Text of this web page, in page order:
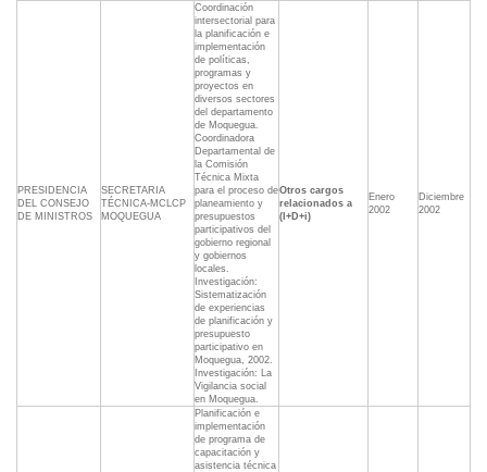
PRESIDENCIA
DEL CONSEJO
DE MINISTROS
SECRETARIA
TÉCNICA-MCLCP
MOQUEGUA
Coordinación
intersectorial para
la planificación e
implementación
de políticas,
programas y
proyectos en
diversos sectores
del departamento
de Moquegua.
Coordinadora
Departamental de
la Comisión
Técnica Mixta
para el proceso de
planeamiento y
presupuestos
participativos del
gobierno regional
y gobiernos
locales.
Investigación:
Sistematización
de experiencias
de planificación y
presupuesto
participativo en
Moquegua, 2002.
Investigación: La
Vigilancia social
en Moquegua.
Otros cargos
relacionados a
(I+D+i)
Enero
2002
Diciembre
2002
Planificación e
implementación
de programa de
capacitación y
asistencia técnica